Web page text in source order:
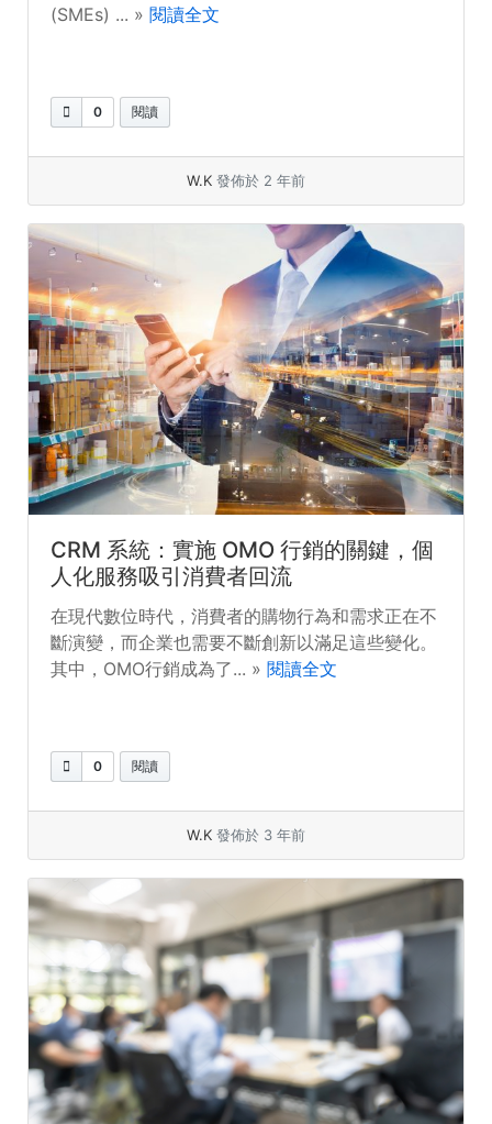
(SMEs) ... » 閱讀全文
0 閱讀
W.K 發佈於 2 年前
CRM 系統：實施 OMO 行銷的關鍵，個
人化服務吸引消費者回流
在現代數位時代，消費者的購物行為和需求正在不
斷演變，而企業也需要不斷創新以滿足這些變化。
其中，OMO行銷成為了... » 閱讀全文
0 閱讀
W.K 發佈於 3 年前